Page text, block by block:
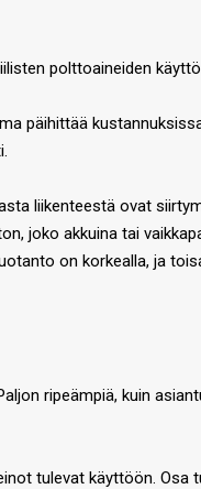
polttoaineiden
päihittää
liikenteestä ovat
joko akkuina tai
on korkealla, ja
ripeämpiä, kuin
tulevat käyttöön. Osa